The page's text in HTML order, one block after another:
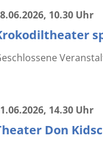
, 10.30 Uhr
, 14.30 Uhr
Don